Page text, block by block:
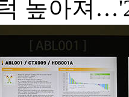
높아져